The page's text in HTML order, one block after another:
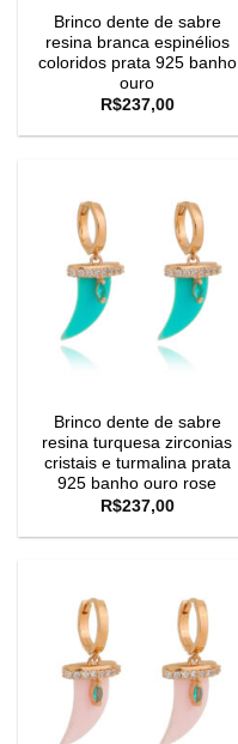
Brinco dente de sabre
resina branca espinélios
coloridos prata 925 banho
ouro
R$237,00
Brinco dente de sabre
resina turquesa zirconias
cristais e turmalina prata
925 banho ouro rose
R$237,00